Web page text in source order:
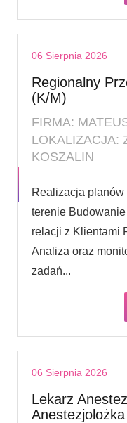
06 Sierpnia 2026
Regionalny
(K/M)
FIRMA:
LOKALIZACJA:
KOSZALIN
Realizacja planów
terenie Budowanie
relacji z Klientami
Analiza oraz
zadań...
06 Sierpnia 2026
Lekarz
Anestezjolożka